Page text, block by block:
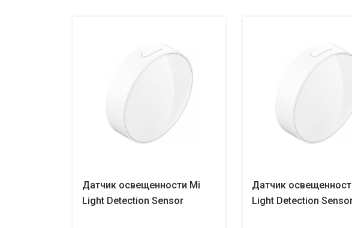
Датчик освещенности Mi
Light Detection Sensor
Датчик
Light Detection